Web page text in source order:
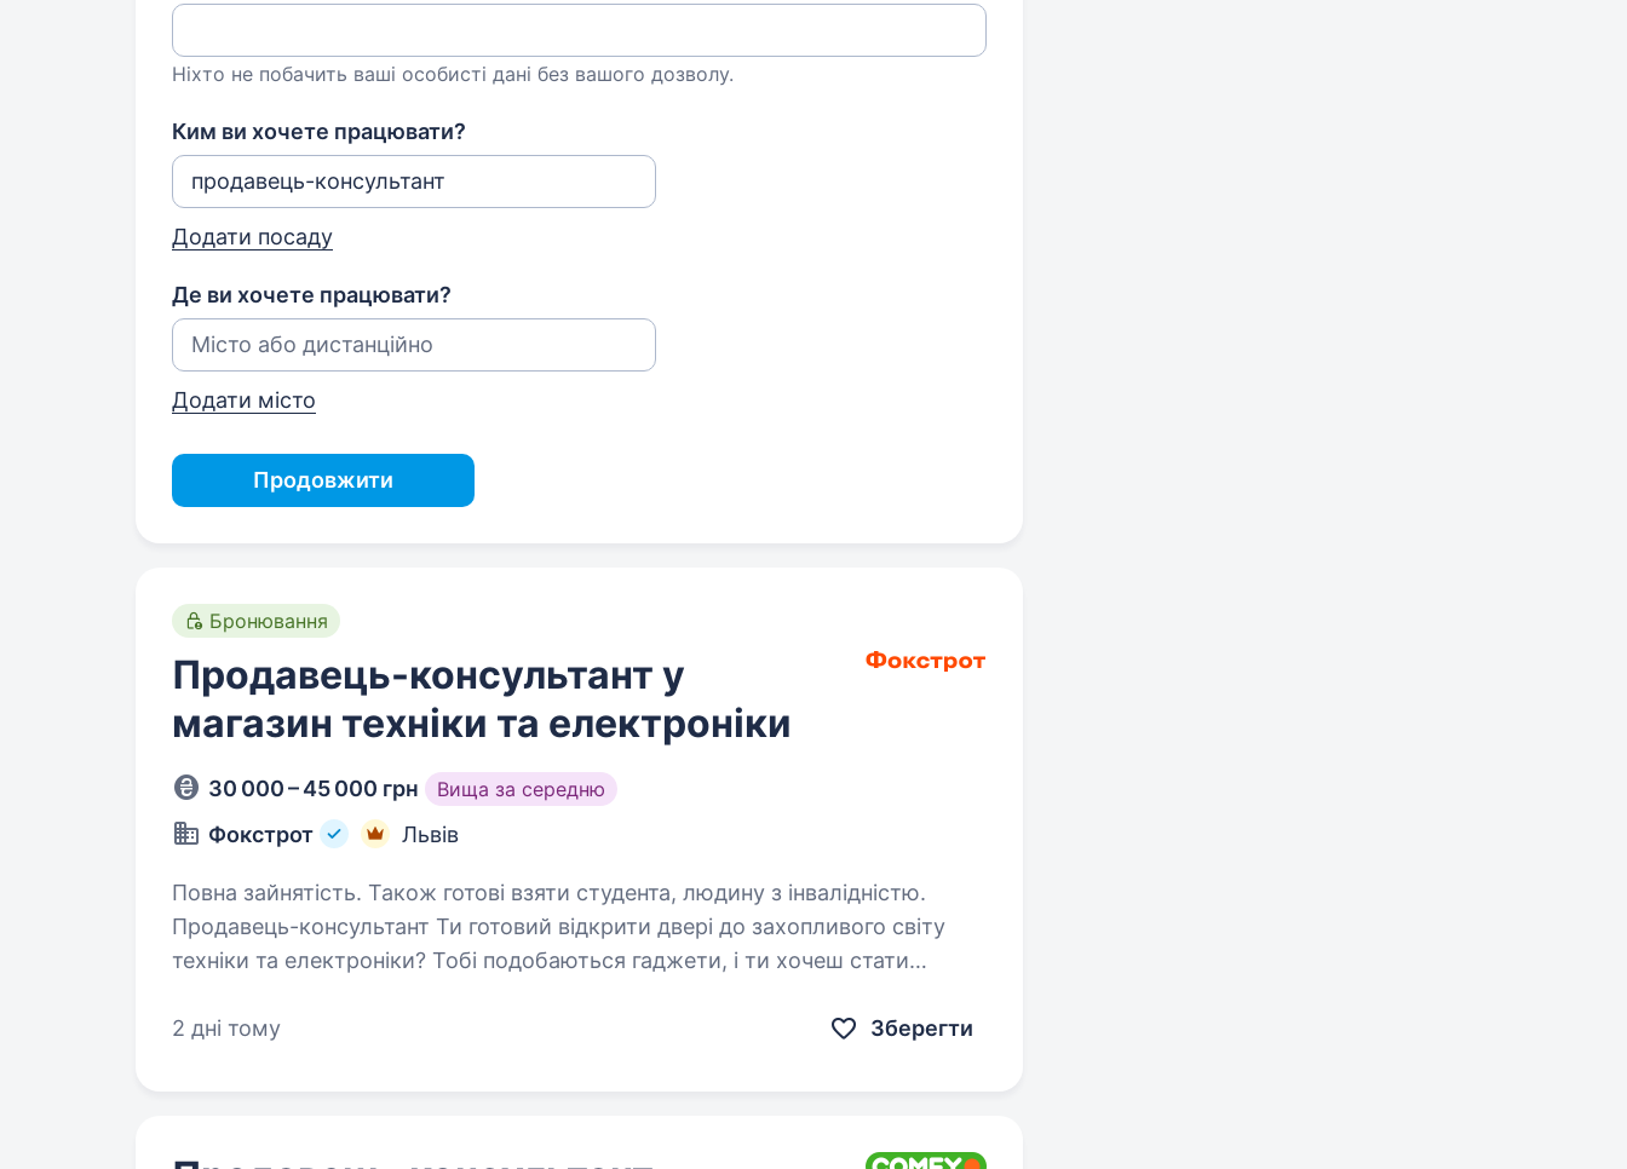
Ніхто не побачить ваші особисті дані без вашого дозволу.
Ким ви хочете працювати?
Додати посаду
Де ви хочете працювати?
Додати місто
Продовжити
Бронювання
Продавець-консультант у
магазин техніки та електроніки
30 000 – 45 000 грн Вища за середню
Фокстрот Львів
Повна зайнятість. Також готові взяти студента, людину з інвалідністю.
Продавець-консультант Ти готовий відкрити двері до захопливого світу
техніки та електроніки? Тобі подобаються гаджети, і ти хочеш стати
Фокстрот —…
2 дні тому Зберегти